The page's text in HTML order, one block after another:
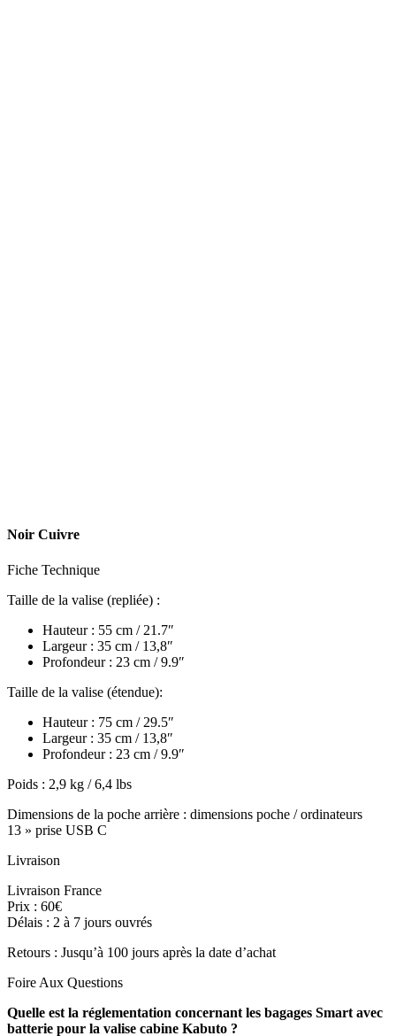
Noir Cuivre
Fiche Technique
Taille de la valise (repliée) :
Hauteur : 55 cm / 21.7″
Largeur : 35 cm / 13,8″
Profondeur : 23 cm / 9.9″
Taille de la valise (étendue):
Hauteur : 75 cm / 29.5″
Largeur : 35 cm / 13,8″
Profondeur : 23 cm / 9.9″
Poids : 2,9 kg / 6,4 lbs
Dimensions de la poche arrière : dimensions poche / ordinateurs
13 » prise USB C
Livraison
Livraison France
Prix : 60€
Délais : 2 à 7 jours ouvrés
Retours : Jusqu’à 100 jours après la date d’achat
Foire Aux Questions
Quelle est la réglementation concernant les bagages Smart avec
batterie pour la valise cabine Kabuto ?